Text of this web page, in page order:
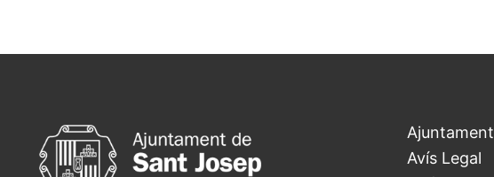
Ajuntament
Avís Legal